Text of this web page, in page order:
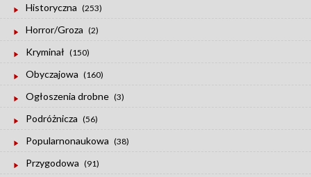
Historyczna (253)
Horror/Groza (2)
Kryminał (150)
Obyczajowa (160)
Ogłoszenia drobne (3)
Podróżnicza (56)
Popularnonaukowa (38)
Przygodowa (91)